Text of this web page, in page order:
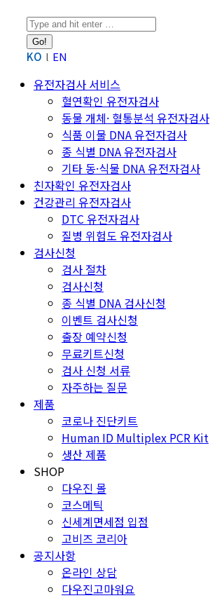
Search:
KO EN
유전자검사 서비스
혈연확인 유전자검사
동물 개체· 혈통분석 유전자검사
식품 이물 DNA 유전자검사
종 식별 DNA 유전자검사
기타 동·식물 DNA 유전자검사
친자확인 유전자검사
건강관리 유전자검사
DTC 유전자검사
질병 위험도 유전자검사
검사신청
검사 절차
검사신청
종 식별 DNA 검사신청
이벤트 검사신청
출장 예약신청
무료키트신청
검사 신청 서류
자주하는 질문
제품
코로나 진단키트
Human ID Multiplex PCR Kit
생산 제품
SHOP
다우진 몰
코스메틱
신세계면세점 입점
고비즈 코리아
공지사항
온라인 상담
다우진고마워요